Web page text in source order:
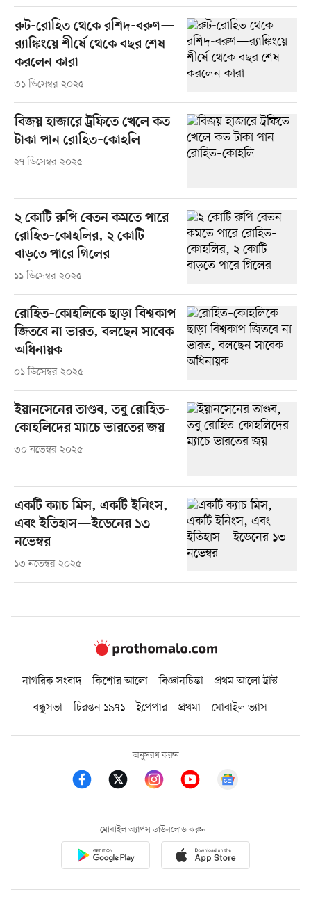
রুট-রোহিত থেকে রশিদ-বরুণ—
র‌্যাঙ্কিংয়ে শীর্ষে থেকে বছর শেষ
করলেন কারা
৩১ ডিসেম্বর ২০২৫
বিজয় হাজারে ট্রফিতে খেলে কত
টাকা পান রোহিত–কোহলি
২৭ ডিসেম্বর ২০২৫
২ কোটি রুপি বেতন কমতে পারে
রোহিত–কোহলির, ২ কোটি
বাড়তে পারে গিলের
১১ ডিসেম্বর ২০২৫
রোহিত–কোহলিকে ছাড়া বিশ্বকাপ
জিতবে না ভারত, বলছেন সাবেক
অধিনায়ক
০১ ডিসেম্বর ২০২৫
ইয়ানসেনের তাণ্ডব, তবু রোহিত-
কোহলিদের ম্যাচে ভারতের জয়
৩০ নভেম্বর ২০২৫
একটি ক্যাচ মিস, একটি ইনিংস,
এবং ইতিহাস—ইডেনের ১৩
নভেম্বর
১৩ নভেম্বর ২০২৫
নাগরিক সংবাদ কিশোর আলো বিজ্ঞানচিন্তা
প্রথম আলো ট্রাস্ট
বন্ধুসভা
চিরন্তন ১৯৭১ ইপেপার প্রথমা মোবাইল ভ্যাস
অনুসরণ করুন
মোবাইল অ্যাপস ডাউনলোড করুন